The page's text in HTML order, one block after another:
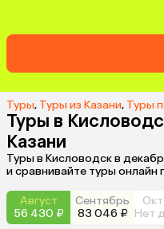
Туры, Туры из Казани, Туры
Туры в
Казани
Туры в Кисловодск в
и сравнивайте туры
Август
56 430 ₽
Сентябрь
83 046 ₽ Нет